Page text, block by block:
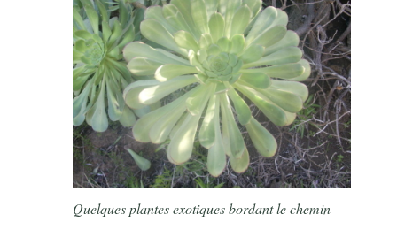
Quelques plantes exotiques bordant le chemin